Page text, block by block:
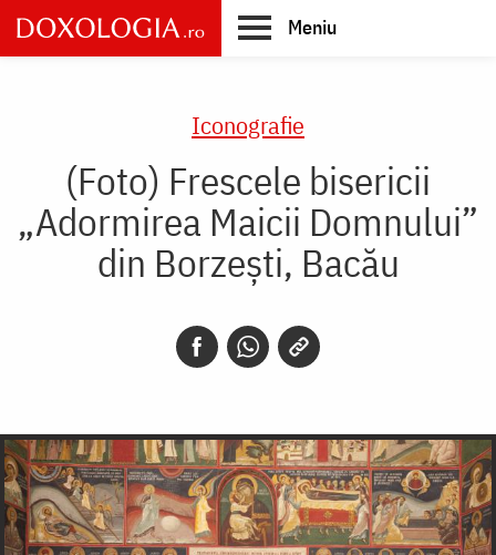
Skip
to
main
Meniu
Iconografie
(Foto) Frescele bisericii
„Adormirea Maicii Domnului”
din Borzeşti, Bacău